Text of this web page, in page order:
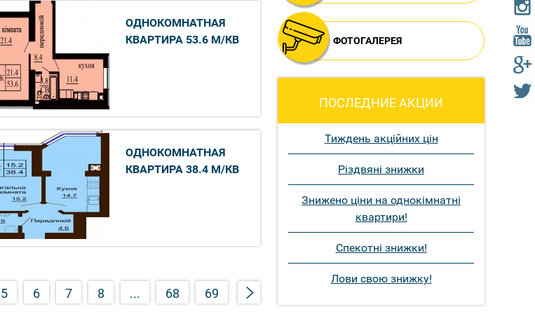
ОДНОКОМНАТНАЯ
КВАРТИРА 53.6 М/КВ
ОДНОКОМНАТНАЯ
КВАРТИРА 38.4 М/КВ
5 6 7 8 ... 68 69
ФОТОГАЛЕРЕЯ
ПОСЛЕДНИЕ АКЦИИ
Тиждень акційних цін
Різдвяні знижки
Знижено ціни на однокімнатні
квартири!
Спекотні знижки!
Лови свою знижку!